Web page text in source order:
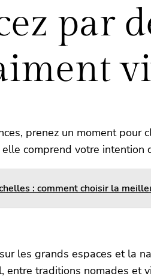
par
prenez un moment pour
comprend votre intention
: comment choisir la
les grands espaces et la
entre traditions nomades et